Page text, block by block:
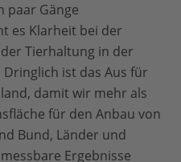
paar Gänge
es Klarheit bei der
Tierhaltung in der
ist das Aus für
damit wir mehr als
für den Anbau von
Bund, Länder und
Ergebnisse